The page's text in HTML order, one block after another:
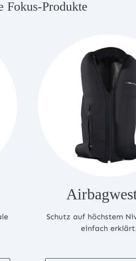
Fokus-Produkte
Schutz auf höchstem
einfach